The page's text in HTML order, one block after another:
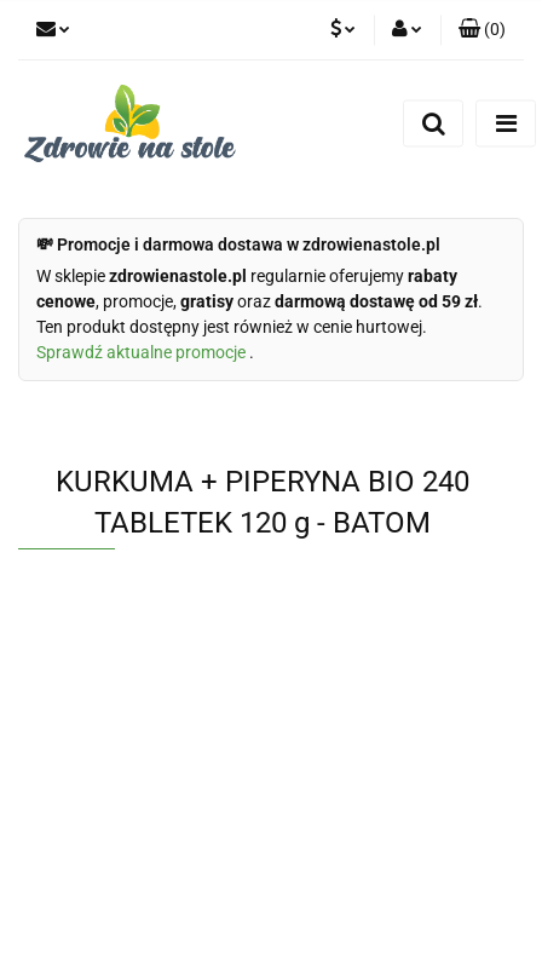
(0)
💸 Promocje i darmowa dostawa w zdrowienastole.pl
W sklepiezdrowienastole.pl regularnie oferujemyrabaty
cenowe, promocje,gratisyorazdarmową dostawę od 59 zł.
Ten produkt dostępny jest również w cenie hurtowej.
Sprawdź aktualne promocje .
KURKUMA + PIPERYNA BIO 240
TABLETEK 120 g - BATOM